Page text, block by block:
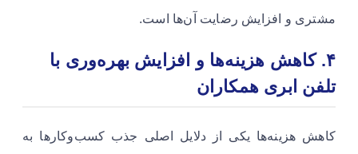
مشتری و افزایش رضایت آن‌ها است.
۴. کاهش هزینه‌ها و افزایش بهره‌وری
با
تلفن ابری همکاران
کاهش هزینه‌ها یکی از دلایل اصلی جذب کسب‌وکارها به